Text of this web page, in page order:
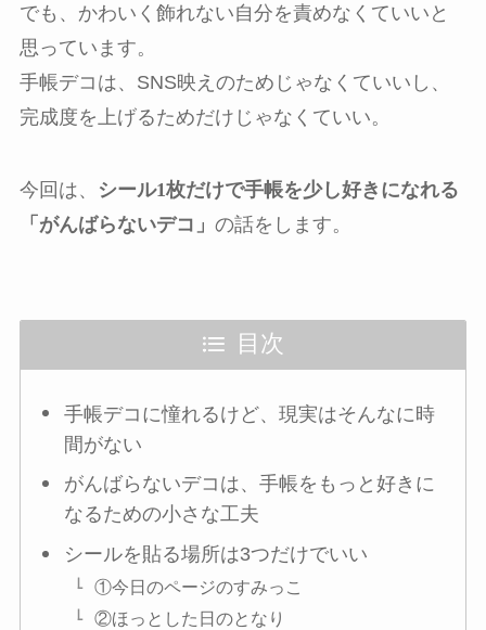
でも、かわいく飾れない自分を責めなくていいと
思っています。
手帳デコは、SNS映えのためじゃなくていいし、
完成度を上げるためだけじゃなくていい。
今回は、
シール1枚だけで手帳を少し好きになれる
「がんばらないデコ」 の話をします。
目次
手帳デコに憧れるけど、現実はそんなに時
間がない
がんばらないデコは、手帳をもっと好きに
なるための小さな工夫
シールを貼る場所は3つだけでいい
①今日のページのすみっこ
②ほっとした日のとなり